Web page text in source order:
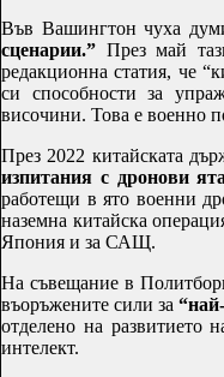
Във Вашингтон чуха
сценарии.” През май
редакционна статия, че
си способности за
височини. Това е военно
През 2022 китайската
изпитания с дронови
работещи в ято военни
наземна китайска
Япония и за САЩ.
На съвещание в
въоръжените сили за
отделено на развитието
интелект.